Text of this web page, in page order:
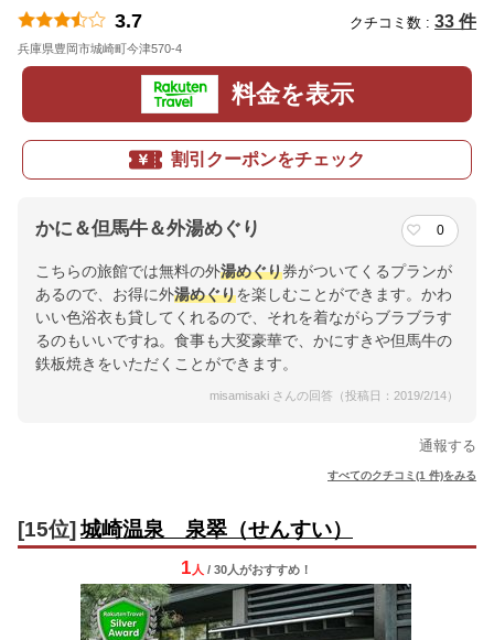
3.7 クチコミ数 : 33 件
兵庫県豊岡市城崎町今津570-4
料金を表示
割引クーポンをチェック
かに＆但馬牛＆外湯めぐり 0
こちらの旅館では無料の外湯めぐり券がついてくるプランが
あるので、お得に外湯めぐりを楽しむことができます。かわ
いい色浴衣も貸してくれるので、それを着ながらブラブラす
るのもいいですね。食事も大変豪華で、かにすきや但馬牛の
鉄板焼きをいただくことができます。
misamisaki さんの回答（投稿日：2019/2/14）
通報する
すべてのクチコミ(1 件)をみる
[15位] 城崎温泉 泉翠（せんすい）
1 人 / 30人がおすすめ！